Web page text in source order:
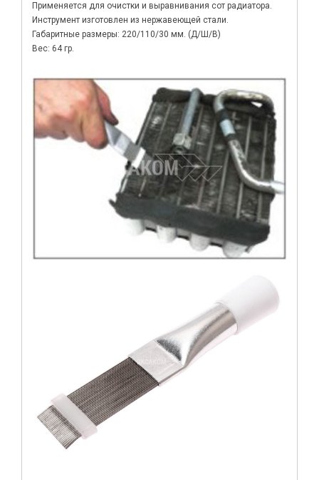
Применяется для очистки и выравнивания сот радиатора.
Инструмент изготовлен из нержавеющей стали.
Габаритные размеры: 220/110/30 мм. (Д/Ш/В)
Вес: 64 гр.